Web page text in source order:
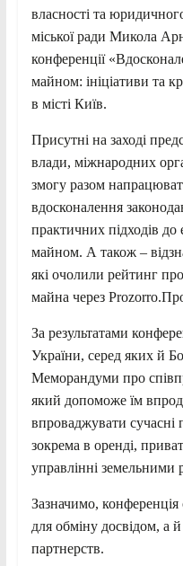
власності та
міської ради Микола
конференції
майном: ініціативи та
в місті Київ.
Присутні на заході
влади, міжнародних
змогу разом
вдосконалення
практичних підходів
майном. А також –
які очолили рейтинг
майна через
За результатами
України, серед яких й
Меморандуми про
який допоможе їм
впроваджувати сучасні
зокрема в оренді,
управлінні земельними
Зазначимо,
для обміну досвідом, а
партнерств.